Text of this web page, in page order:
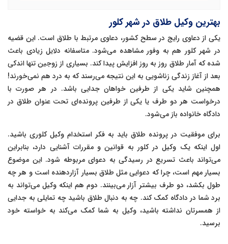
بهترین وکیل طلاق در شهر کلور
یکی از دعاوی رایج در سطح کشور، دعاوی مرتبط با طلاق است. این قضیه
در شهر کلور هم به وفور مشاهده می‌شود. متاسفانه دلایل زیادی باعث
شده که آمار طلاق روز به روز افزایش پیدا کند. بسیاری از زوجین تنها اندکی
بعد از آغاز زندگی زناشویی به این نتیجه می‌رسند که به درد هم نمی‌خورند!
همچنین شاید یکی از طرفین خواهان جدایی باشد. در هر صورت با
درخواست هر دو طرف یا یکی از طرفین پرونده‌ای تحت عنوان طلاق در
دادگاه خانواده باز می‌شود.
برای موفقیت در پرونده طلاق باید به فکر استخدام وکیل کلوری باشید.
اول اینکه یک وکیل در کلور به قوانین و مقررات آشنایی دارد، بنابراین
می‌تواند باعث تسریع در رسیدگی به دعوای مربوطه شود. این موضوع
بسیار مهم است، چرا که دعوایی مثل طلاق بسیار آزاردهنده است و هر چه
طول بکشد، دو طرف بیشتر آزار می‌بینند. دوم هم اینکه وکیل می‌تواند به
برد شما در دادگاه کمک کند. چه به دنبال طلاق باشید چه تمایلی به جدایی
از همسرتان نداشته باشید، وکیل به شما کمک می‌کند به خواسته خود
برسید.